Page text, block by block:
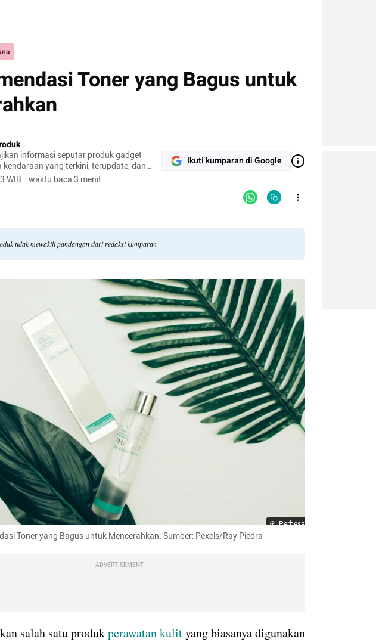
Toner yang Bagus untuk
informasi seputar produk gadget
kendaraan yang terkini, terupdate, dan
WIB · waktu baca 3 menit
Ikuti kumparan di Google
tidak mewakili pandangan dari redaksi kumparan
Perbesar
Toner yang Bagus untuk Mencerahkan. Sumber: Pexels/Ray Piedra
ADVERTISEMENT
salah satu produk perawatan kulit yang biasanya digunakan